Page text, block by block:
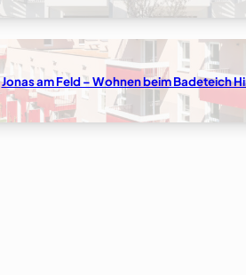
Jonas am Feld – Wohnen beim Badeteich